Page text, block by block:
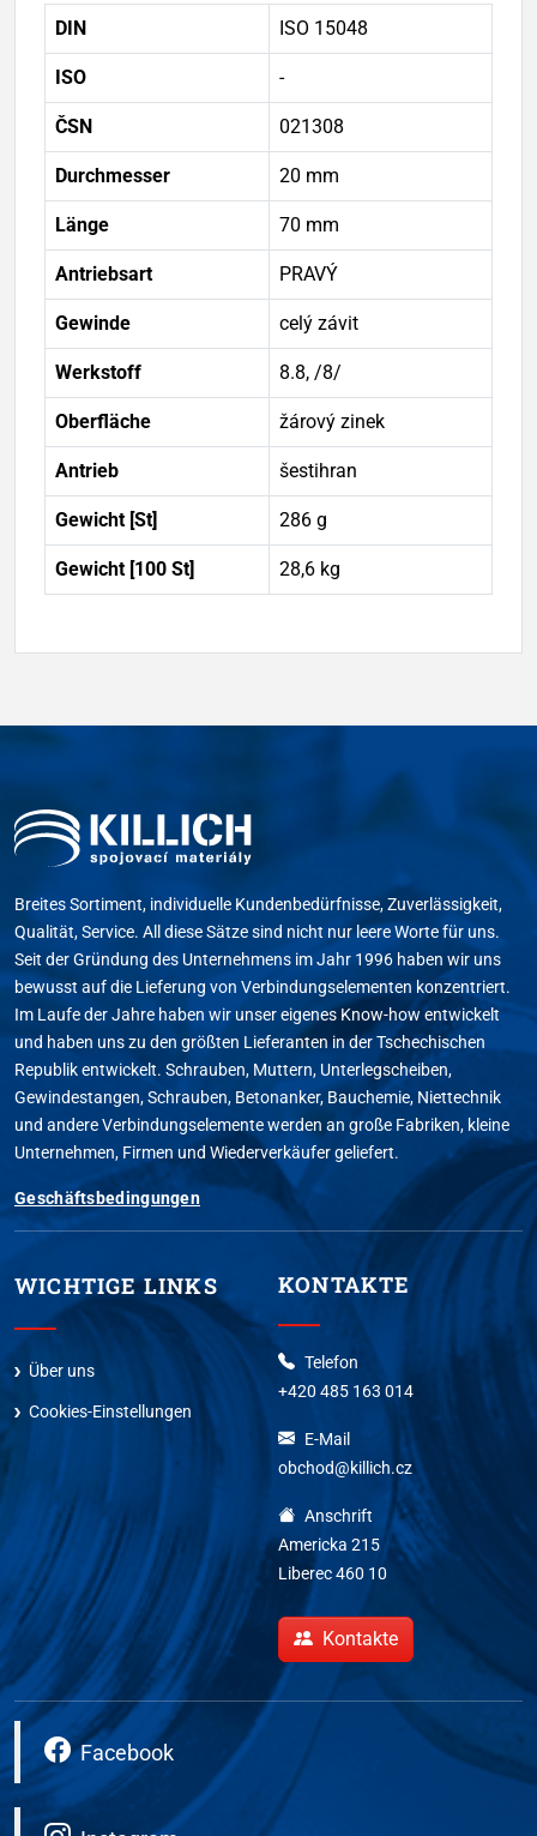
DIN ISO 15048
ISO -
ČSN 021308
Durchmesser 20 mm
Länge 70 mm
Antriebsart PRAVÝ
Gewinde celý závit
Werkstoff 8.8, /8/
Oberfläche žárový zinek
Antrieb šestihran
Gewicht [St] 286 g
Gewicht [100 St] 28,6 kg
Breites Sortiment, individuelle Kundenbedürfnisse, Zuverlässigkeit,
Qualität, Service. All diese Sätze sind nicht nur leere Worte für uns.
Seit der Gründung des Unternehmens im Jahr 1996 haben wir uns
bewusst auf die Lieferung von Verbindungselementen konzentriert.
Im Laufe der Jahre haben wir unser eigenes Know-how entwickelt
und haben uns zu den größten Lieferanten in der Tschechischen
Republik entwickelt. Schrauben, Muttern, Unterlegscheiben,
Gewindestangen, Schrauben, Betonanker, Bauchemie, Niettechnik
und andere Verbindungselemente werden an große Fabriken, kleine
Unternehmen, Firmen und Wiederverkäufer geliefert.
Geschäftsbedingungen
WICHTIGE LINKS
Über uns
Cookies-Einstellungen
KONTAKTE
Telefon
+420 485 163 014
E-Mail
obchod@killich.cz
Anschrift
Americka 215
Liberec 460 10
Kontakte
Facebook